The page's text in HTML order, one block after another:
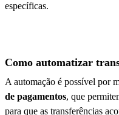
específicas.
Como automatizar
A automação é possível por
de pagamentos, que
para que as transferências